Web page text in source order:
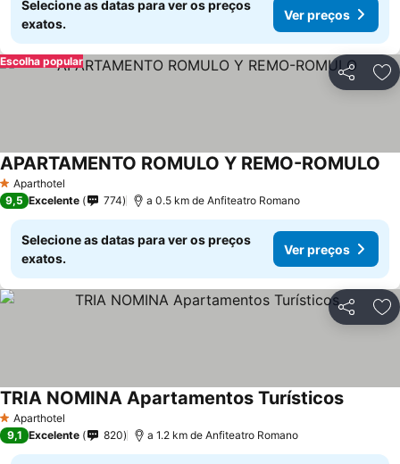
Selecione as datas para ver os preços
exatos.
Ver preços
Partilhar
Escolha popular
1 Estrelas
Aparthotel
APARTAMENTO ROMULO Y REMO-ROMULO
9,5 Excelente 774 a 0.5 km de Anfiteatro Romano
Selecione as datas para ver os preços
exatos.
Ver preços
Partilhar
1 Estrelas
Aparthotel
TRIA NOMINA Apartamentos TurísticosVer
9,1 Excelente 820 a 1.2 km de Anfiteatro Romano